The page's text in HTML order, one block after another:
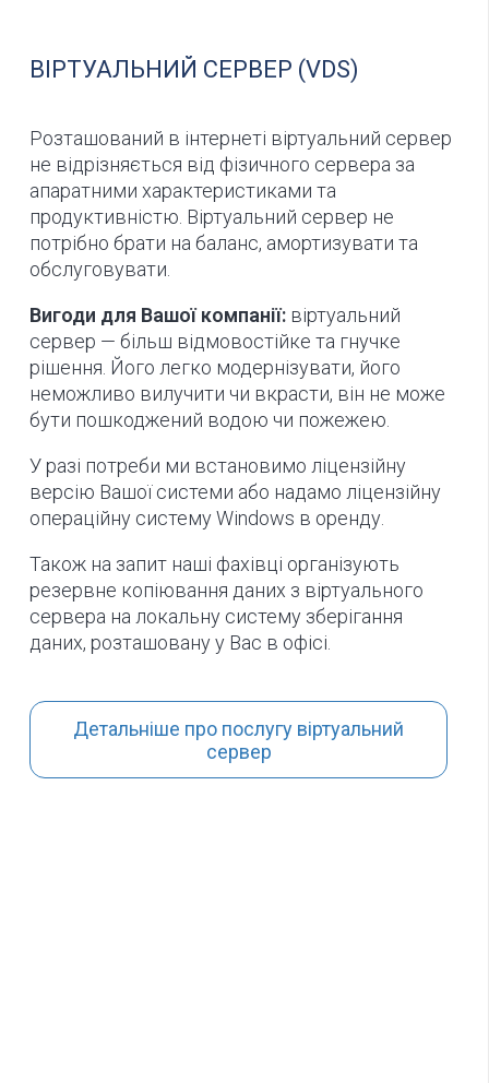
ВІРТУАЛЬНИЙ СЕРВЕР (VDS)
Розташований в інтернеті віртуальний сервер
не відрізняється від фізичного сервера за
апаратними характеристиками та
продуктивністю. Віртуальний сервер не
потрібно брати на баланс, амортизувати та
обслуговувати.
Вигоди для Вашої компанії: віртуальний
сервер — більш відмовостійке та гнучке
рішення. Його легко модернізувати, його
неможливо вилучити чи вкрасти, він не може
бути пошкоджений водою чи пожежею.
У разі потреби ми встановимо ліцензійну
версію Вашої системи або надамо ліцензійну
операційну систему Windows в оренду.
Також на запит наші фахівці організують
резервне копіювання даних з віртуального
сервера на локальну систему зберігання
даних, розташовану у Вас в офісі.
Детальніше про послугу віртуальний
сервер